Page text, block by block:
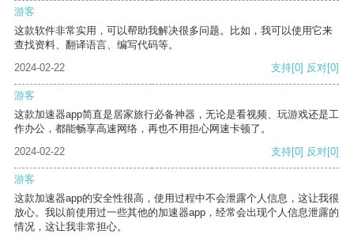
游客
这款软件非常实用，可以帮助我解决很多问题。比如，我可以使用它来
查找资料、翻译语言、编写代码等。
2024-02-22
支持[0] 反对[0]
游客
这款加速器app简直是居家旅行必备神器，无论是看视频、玩游戏还是工
作办公，都能畅享高速网络，再也不用担心网速卡顿了。
2024-02-22
支持[0] 反对[0]
游客
这款加速器app的安全性很高，使用过程中不会泄露个人信息，这让我很
放心。我以前使用过一些其他的加速器app，经常会出现个人信息泄露的
情况，这让我非常担心。